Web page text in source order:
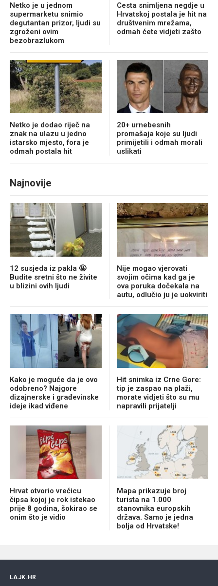
Netko je u jednom
supermarketu snimio
degutantan prizor, ljudi su
zgroženi ovim
bezobrazlukom
Cesta snimljena negdje u
Hrvatskoj postala je hit na
društvenim mrežama,
odmah ćete vidjeti zašto
Netko je dodao riječ na
znak na ulazu u jedno
istarsko mjesto, fora je
odmah postala hit
20+ urnebesnih
promašaja koje su ljudi
primijetili i odmah morali
uslikati
Najnovije
12 susjeda iz pakla 🤬
Budite sretni što ne živite
u blizini ovih ljudi
Nije mogao vjerovati
svojim očima kad ga je
ova poruka dočekala na
autu, odlučio ju je uokviriti
Kako je moguće da je ovo
odobreno? Najgore
dizajnerske i građevinske
ideje ikad viđene
Hit snimka iz Crne Gore:
tip je zaspao na plaži,
morate vidjeti što su mu
napravili prijatelji
Hrvat otvorio vrećicu
čipsa kojoj je rok istekao
prije 8 godina, šokirao se
onim što je vidio
Mapa prikazuje broj
turista na 1.000
stanovnika europskih
država. Samo je jedna
bolja od Hrvatske!
LAJK.HR